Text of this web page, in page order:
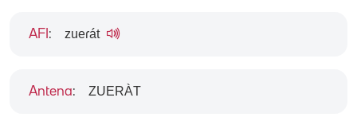
AFI : zueɾát
Antena: ZUERÀT